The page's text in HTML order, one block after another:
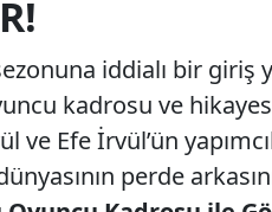
iddialı bir giriş
kadrosu ve
ve Efe İrvül’ün
perde